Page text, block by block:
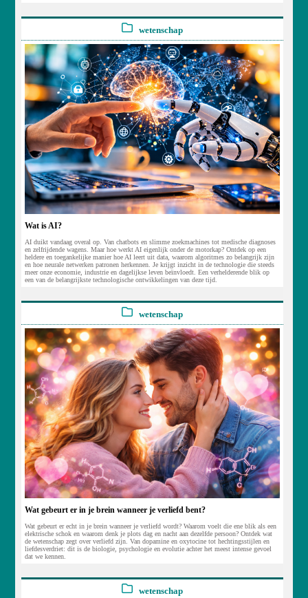
wetenschap
Wat is AI?
AI duikt vandaag overal op. Van chatbots en slimme zoekmachines tot medische diagnoses
en zelfrijdende wagens. Maar hoe werkt AI eigenlijk onder de motorkap? Ontdek op een
heldere en toegankelijke manier hoe AI leert uit data, waarom algoritmes zo belangrijk zijn
en hoe neurale netwerken patronen herkennen. Je krijgt inzicht in de technologie die steeds
meer onze economie, industrie en dagelijkse leven beïnvloedt. Een verhelderende blik op
een van de belangrijkste technologische ontwikkelingen van deze tijd.
wetenschap
Wat gebeurt er in je brein wanneer je verliefd bent?
Wat gebeurt er echt in je brein wanneer je verliefd wordt? Waarom voelt die ene blik als een
elektrische schok en waarom denk je plots dag en nacht aan dezelfde persoon? Ontdek wat
de wetenschap zegt over verliefd zijn. Van dopamine en oxytocine tot hechtingsstijlen en
liefdesverdriet: dit is de biologie, psychologie en evolutie achter het meest intense gevoel
dat we kennen.
wetenschap